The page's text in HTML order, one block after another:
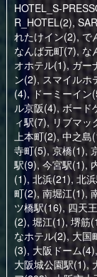
HOTEL_S-
R_HOTEL(2),
れたけイン(2), で
なんば元町(7), な
オホテル(1), ガー
ン(2), スマイルホ
(4), ドーミーイン
ル京阪(4), ボード
ィ駅(7), リブマッ
上本町(2), 中之島
寺町(5), 京橋(1),
駅(9), 今宮駅(1),
(1), 北浜(21), 北
町(2), 南堀江(1),
ツ橋駅(16), 四天
(2), 堀江(1), 堺筋
なホテル(2), 大国
(3), 大阪ドーム(4),
大阪城公園駅(1),